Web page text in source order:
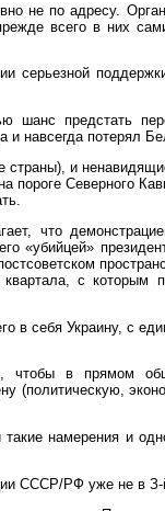
не по адресу.
всего в них
серьезной
шанс предстать
и навсегда потерял
и
пороге Северного
что
«убийцей»
с которым
себя Украину, с
чтобы в прямом
(политическую,
намерения и
СССР/РФ уже не в З-